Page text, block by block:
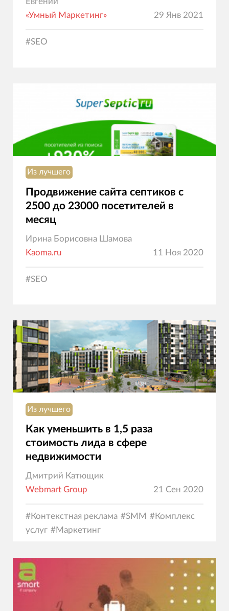
«Умный Маркетинг»
29 Янв 2021
#SEO
Из лучшего
Продвижение сайта септиков с
2500 до 23000 посетителей в
месяц
Ирина Борисовна Шамова
Kaoma.ru
11 Ноя 2020
#SEO
Из лучшего
Как уменьшить в 1,5 раза
стоимость лида в сфере
недвижимости
Дмитрий Катющик
Webmart Group
21 Сен 2020
#Контекстная реклама #SMM #Комплекс
услуг #Маркетинг